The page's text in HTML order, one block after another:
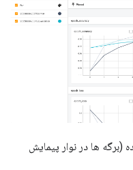
(برگه ها در نوار پیمایش